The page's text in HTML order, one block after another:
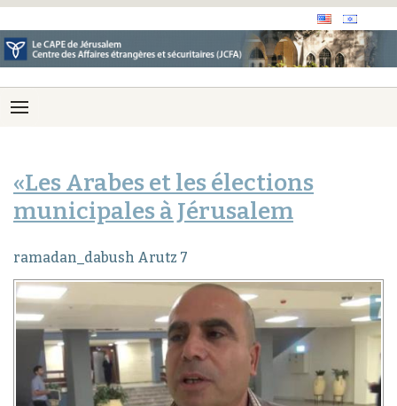
«Les Arabes et les élections
municipales à Jérusalem
ramadan_dabush Arutz 7